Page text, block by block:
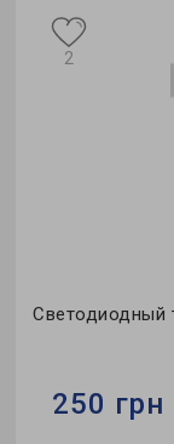
Светодиодный
2
250 грн